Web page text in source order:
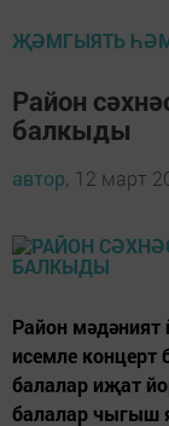
ҖӘМГЫЯТЬ
Район
балкыды
автор, 12 март
Район
исемле концерт
балалар иҗат
балалар чыгыш